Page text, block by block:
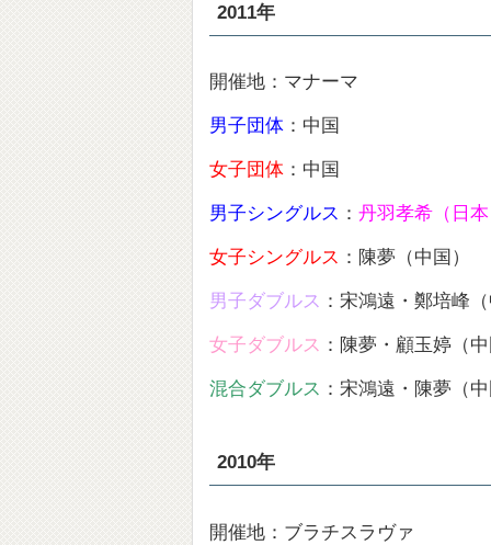
2011年
開催地：マナーマ
男子団体 ：中国
女子団体 ：中国
男子シングルス ： 丹羽孝希（日本
女子シングルス ：陳夢（中国）
男子ダブルス ：宋鴻遠・鄭培峰（
女子ダブルス ：陳夢・顧玉婷（中
混合ダブルス ：宋鴻遠・陳夢（中
2010年
開催地：ブラチスラヴァ